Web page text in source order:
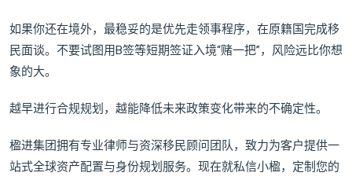
如果你还在境外，最稳妥的是优先走领事程序，在原籍国完成移
民面谈。不要试图用B签等短期签证入境“赌一把”，风险远比你想
象的大。
越早进行合规规划，越能降低未来政策变化带来的不确定性。
楹进集团拥有专业律师与资深移民顾问团队，致力为客户提供一
站式全球资产配置与身份规划服务。现在就私信小楹，定制您的